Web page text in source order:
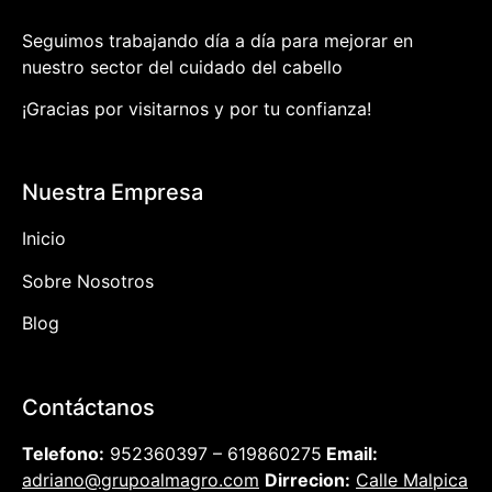
Seguimos trabajando día a día para mejorar en
nuestro sector del cuidado del cabello
¡Gracias por visitarnos y por tu confianza!
Nuestra Empresa
Inicio
Sobre Nosotros
Blog
Contáctanos
Telefono: 952360397 – 619860275 Email:
adriano@grupoalmagro.com Dirrecion: Calle Malpica